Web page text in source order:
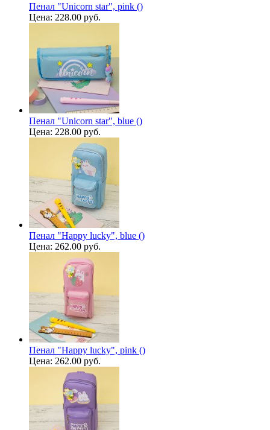
Пенал "Unicorn star", pink ()
Цена: 228.00 руб.
Пенал "Unicorn star", blue ()
Цена: 228.00 руб.
Пенал "Happy lucky", blue ()
Цена: 262.00 руб.
Пенал "Happy lucky", pink ()
Цена: 262.00 руб.